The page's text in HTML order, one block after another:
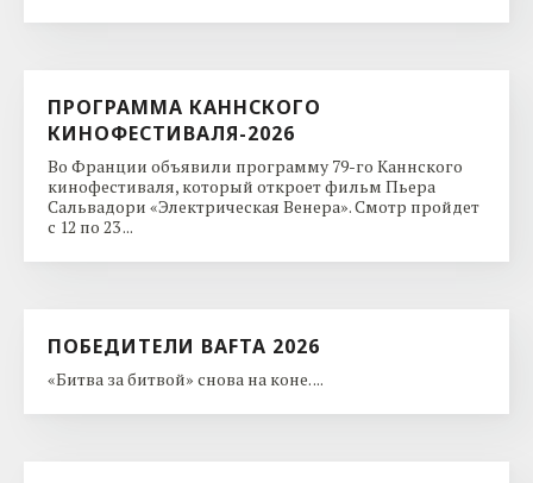
ПРОГРАММА КАННСКОГО
КИНОФЕСТИВАЛЯ-2026
Во Франции объявили программу 79-го Каннского
кинофестиваля, который откроет фильм Пьера
Сальвадори «Электрическая Венера». Смотр пройдет
с 12 по 23 ...
ПОБЕДИТЕЛИ BAFTA 2026
«Битва за битвой» снова на коне. ...